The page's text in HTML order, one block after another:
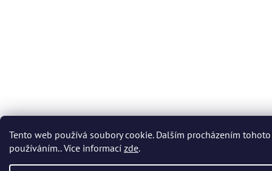
Tento web používá soubory cookie. Dalším procházením
používáním.. Více informací zde.